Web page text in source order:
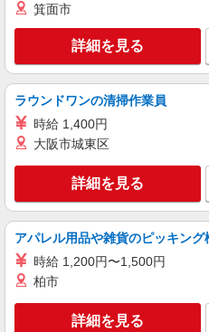
派遣社員
株式会社kotrio /●SW-H2-2103622
≪調布駅≫高級
活相談など
時給1650円
通費全支給(ガソ
キープ
派遣社員
株式会社kotrio /●SW-H2-2100976
見守りメイン
マンション
時給1650
通費全支給(ガ
調布市下石
箕面市
詳細を見る
ラウンドワンの清掃作業員
時給 1,400円
大阪市城東区
詳細を見る
アパレル用品や雑貨のピッキング
時給 1,200円〜1,500円
柏市
詳細を見る